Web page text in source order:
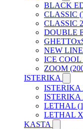
BLACK
CLASSIC
CLASSIC
DOUBLE
NEW
ICE COOL
ZOOM
ISTERIKA
ISTERIKA
LETHAL
LETHAL
KASTA